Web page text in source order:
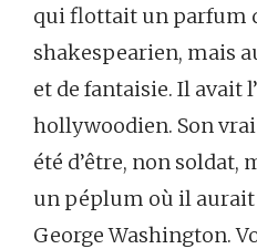
qui flottait un parfum
shakespearien, mais
et de fantaisie. Il avait
hollywoodien. Son
été d’être, non soldat,
un péplum où il aurait
George Washington.